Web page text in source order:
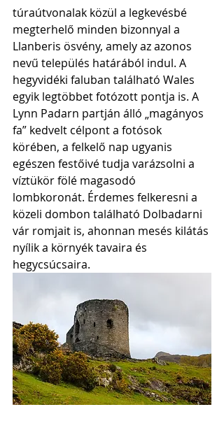
túraútvonalak közül a legkevésbé
megterhelő minden bizonnyal a
Llanberis ösvény, amely az azonos
nevű település határából indul. A
hegyvidéki faluban található Wales
egyik legtöbbet fotózott pontja is. A
Lynn Padarn partján álló „magányos
fa” kedvelt célpont a fotósok
körében, a felkelő nap ugyanis
egészen festőivé tudja varázsolni a
víztükör fölé magasodó
lombkoronát. Érdemes felkeresni a
közeli dombon található Dolbadarni
vár romjait is, ahonnan mesés kilátás
nyílik a környék tavaira és
hegycsúcsaira.